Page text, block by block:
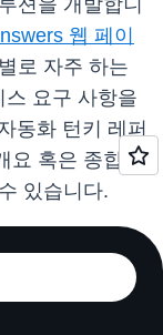
션을 개발합니
웹 페이
로 자주 하는
요구 사항을
동화 턴키 레퍼
요 혹은 종합적
있습니다.